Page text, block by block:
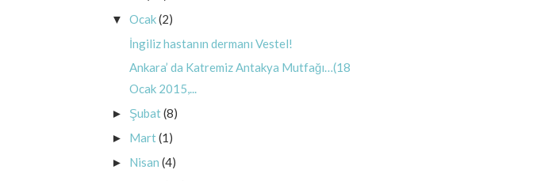
▼ Ocak(2)
İngiliz hastanın dermanı Vestel!
Ankara’ da Katremiz Antakya Mutfağı…(18
Ocak 2015,...
► Şubat(8)
► Mart(1)
► Nisan (4)